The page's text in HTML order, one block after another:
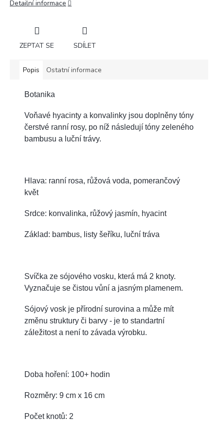
Detailní informace
ZEPTAT SE SDÍLET
Popis Ostatní informace
Botanika
Voňavé hyacinty a konvalinky jsou doplněny tóny
čerstvé ranní rosy, po níž následují tóny zeleného
bambusu a luční trávy.
Hlava: ranní rosa, růžová voda, pomerančový
květ
Srdce: konvalinka, růžový jasmín, hyacint
Základ: bambus, listy šeříku, luční tráva
Svíčka ze sójového vosku, která má 2 knoty.
Vyznačuje se čistou vůní a jasným plamenem.
Sójový vosk je přírodní surovina a může mít
změnu struktury či barvy - je to standartní
záležitost a není to závada výrobku.
Doba hoření: 100+ hodin
Rozměry: 9 cm x 16 cm
Počet knotů: 2